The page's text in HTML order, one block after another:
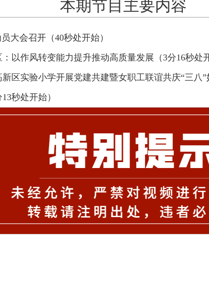
本期节目主要内容
大会召开（40秒处开始）
以作风转变能力提升推动高质量发展（3分16秒处
区实验小学开展党建共建暨女职工联谊共庆“三八
秒处开始）